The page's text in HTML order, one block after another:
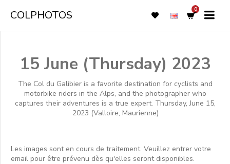
COLPHOTOS 0
15 June (Thursday) 2023
The Col du Galibier is a favorite destination for cyclists and
motorbike riders in the Alps, and the photographer who
captures their adventures is a true expert. Thursday, June 15,
2023 (Valloire, Maurienne)
Les images sont en cours de traitement. Veuillez entrer votre
email pour être prévenu dès qu'elles seront disponibles.